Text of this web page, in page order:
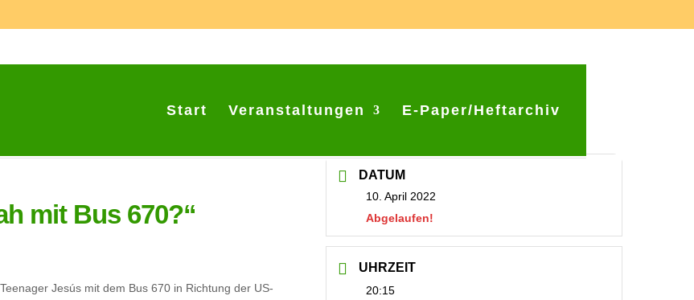
Start Veranstaltungen E-Paper/Heftarchiv
mit Bus 670?“
Jesús mit dem Bus 670 in Richtung der US-
DATUM
10. April 2022
Abgelaufen!
UHRZEIT
20:15